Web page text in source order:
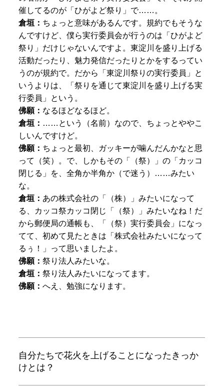
催してるのが「ひがよど祭り」で……。
倉垣： ちょっと意味があるんです。規約でもそうな
んですけど、僕ら実行委員会が行うのは「ひがよど
祭り」だけじゃないんですよ。東淀川を盛り上げる
活動だったり、魅力発信だったりとかをするってい
うのが規約で。だから「東淀川祭りの実行委員」と
いうよりは、「祭りを通じて東淀川を盛り上げる実
行委員」という。
佛願： なるほどなるほど。
倉垣： ……という（名前）なので、ちょっとややこ
しいんですけど。
佛願： ちょっと最初、ガッキーが噛んだんかなと思
って（笑）。で、しかもその「（祭）」の「カッコ
閉じる」を、全角か半角か（で迷う）……みたい
な。
倉垣： あの株式会社の「（株）」みたいになって
る、カッコ祭カッコ閉じ「（祭）」みたいなね！だ
から郵便局の通帳も、「（祭）実行委員会」になっ
てて、初めて見たときは「株式会社みたいになって
るぅ！」って思いましたよ。
佛願：祭り法人みたいな。
倉垣 ：祭り法人みたいになってます。
佛願：へえ、勉強になります。
自分たちで花火を上げることになったきっか
けとは？